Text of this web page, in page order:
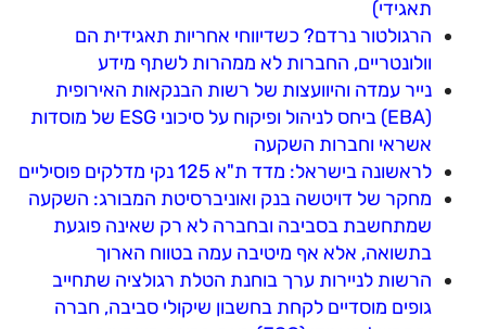
תאגידי)
הרגולטור נרדם? כשדיווחי אחריות תאגידית הם
וולונטריים, החברות לא ממהרות לשתף מידע
נייר עמדה והיוועצות של רשות הבנקאות האירופית
(EBA) ביחס לניהול ופיקוח על סיכוני ESG של מוסדות
אשראי וחברות השקעה
לראשונה בישראל: מדד ת"א 125 נקי מדלקים פוסיליים
מחקר של דויטשה בנק ואוניברסיטת המבורג: השקעה
שמתחשבת בסביבה ובחברה לא רק שאינה פוגעת
בתשואה, אלא אף מיטיבה עמה בטווח הארוך
הרשות לניירות ערך בוחנת הטלת רגולציה שתחייב
גופים מוסדיים לקחת בחשבון שיקולי סביבה, חברה